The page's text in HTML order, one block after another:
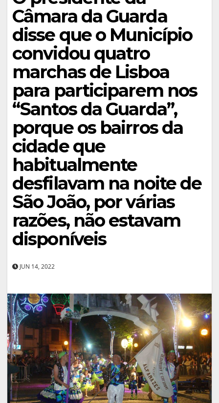
Câmara da Guarda
disse que o Município
convidou quatro
marchas de Lisboa
para participarem nos
“Santos da Guarda”,
porque os bairros da
cidade que
habitualmente
desfilavam na noite de
São João, por várias
razões, não estavam
disponíveis
JUN 14, 2022